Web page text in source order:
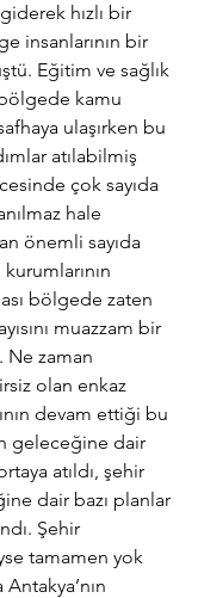
hızlı bir
insanlarının bir
Eğitim ve sağlık
kamu
ulaşırken bu
atılabilmiş
çok sayıda
hale
önemli sayıda
bölgede zaten
muazzam bir
Ne zaman
olan enkaz
devam ettiği bu
geleceğine dair
atıldı, şehir
dair bazı planlar
Şehir
tamamen yok